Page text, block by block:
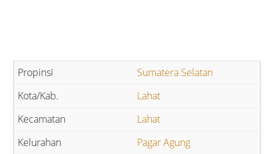
Sumatera Selatan
Lahat
Lahat
Pagar Agung